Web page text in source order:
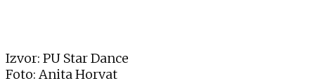
Izvor: PU Star Dance
Foto: Anita Horvat